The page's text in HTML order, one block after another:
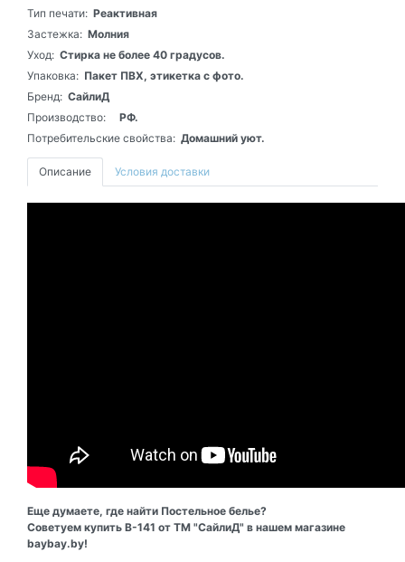
Тип печати: Реактивная
Застежка: Молния
Уход: Стирка не более 40 градусов.
Упаковка: Пакет ПВХ, этикетка с фото.
Бренд: СайлиД
Производство:
РФ.
Потребительские свойства: Домашний уют.
Описание Условия доставки
Еще думаете, где найти Постельное белье?
Советуем купить В-141 от ТМ "СайлиД" в нашем магазине
baybay.by!